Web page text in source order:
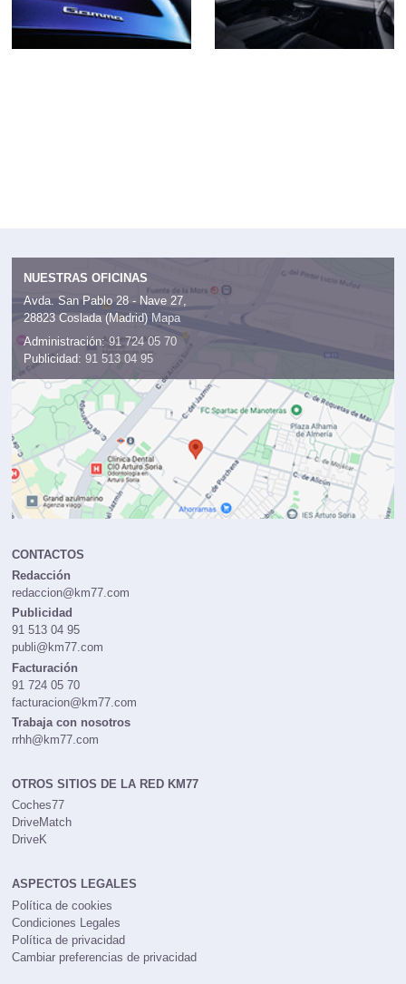
NUESTRAS OFICINAS
Avda. San Pablo 28 - Nave 27,
28823 Coslada (Madrid) Mapa
Administración: 91 724 05 70
Publicidad: 91 513 04 95
CONTACTOS
Redacción
redaccion@km77.com
Publicidad
91 513 04 95
publi@km77.com
Facturación
91 724 05 70
facturacion@km77.com
Trabaja con nosotros
rrhh@km77.com
OTROS SITIOS DE LA RED KM77
Coches77
DriveMatch
DriveK
ASPECTOS LEGALES
Política de cookies
Condiciones Legales
Política de privacidad
Cambiar preferencias de privacidad